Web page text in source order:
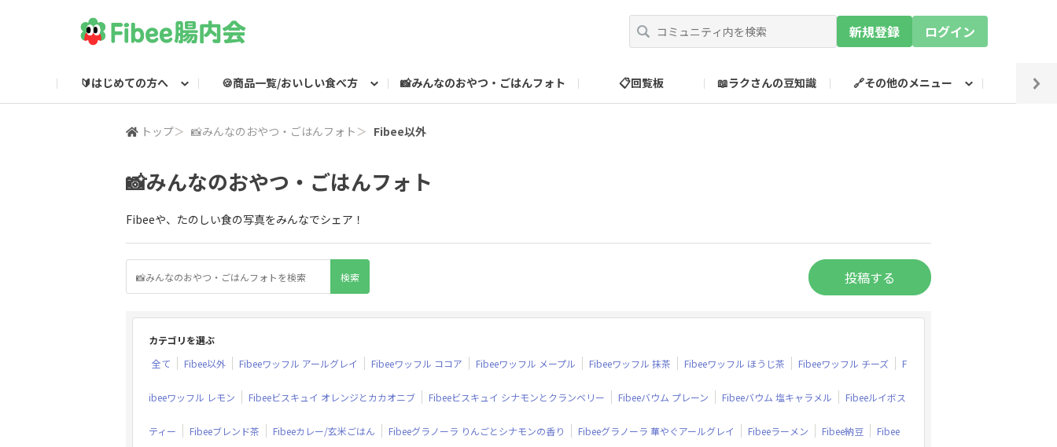
新規登録 ログイン
🔰はじめての方へ 🍪商品一覧/おいしい食べ方 📸みんなのおやつ・ごはんフォト 📋回覧板 📖ラクさんの豆知識 🔗その他のメニュー
トップ＞ 📸みんなのおやつ・ごはんフォト ＞ Fibee以外
📸みんなのおやつ・ごはんフォト
Fibeeや、たのしい食の写真をみんなでシェア！
投稿する
カテゴリを選ぶ
全て
Fibee以外 Fibeeワッフル アールグレイ Fibeeワッフル ココア Fibeeワッフル メープル Fibeeワッフル 抹茶 Fibeeワッフル ほうじ茶 Fibeeワッフル チーズ F
ibeeワッフル レモン Fibeeビスキュイ オレンジとカカオニブ Fibeeビスキュイ シナモンとクランベリー Fibeeバウム プレーン Fibeeバウム 塩キャラメル Fibeeルイボス
ティー Fibeeブレンド茶 Fibeeカレー/玄米ごはん Fibeeグラノーラ りんごとシナモンの香り Fibeeグラノーラ 華やぐアールグレイ Fibeeラーメン Fibee納豆 Fibee